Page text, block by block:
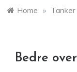
Home » Tanker
Bedre